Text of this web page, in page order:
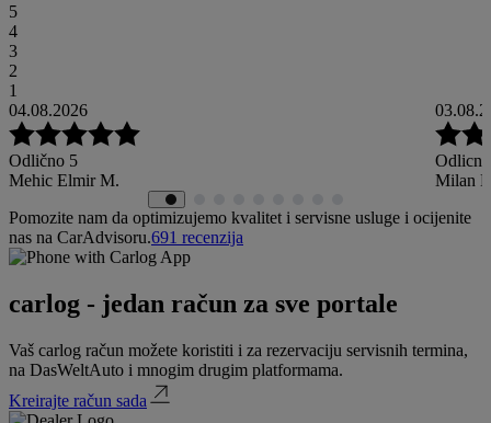
5
4
3
2
1
04.08.2026
Odlično 5
Mehic Elmir M.
Milan
Pomozite nam da optimizujemo kvalitet i servisne usluge i ocijenite
nas na CarAdvisoru.691 recenzija
carlog - jedan račun za sve portale
Vaš carlog račun možete koristiti i za rezervaciju servisnih termina,
na DasWeltAuto i mnogim drugim platformama.
Kreirajte račun sada